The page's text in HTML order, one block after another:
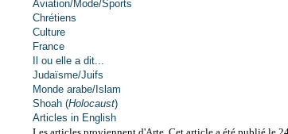
Aviation/Mode/Sports
Chrétiens
Culture
France
Il ou elle a dit...
Judaïsme/Juifs
Monde arabe/Islam
Shoah (Holocaust)
Articles in English